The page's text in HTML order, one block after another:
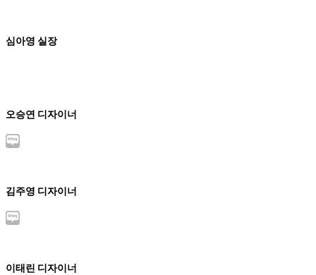
심아영 실장
오승연 디자이너
김주영 디자이너
이태린 디자이너